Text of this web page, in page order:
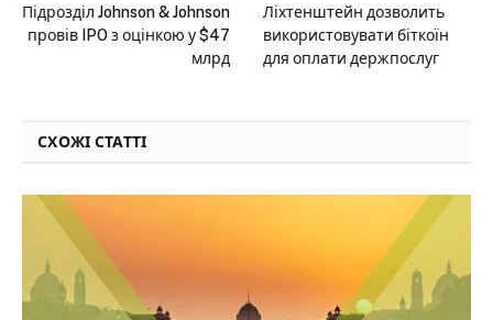
Підрозділ Johnson & Johnson
провів IPO з оцінкою у $47
млрд
Ліхтенштейн дозволить
використовувати біткоїн
для оплати держпослуг
СХОЖІ СТАТТІ